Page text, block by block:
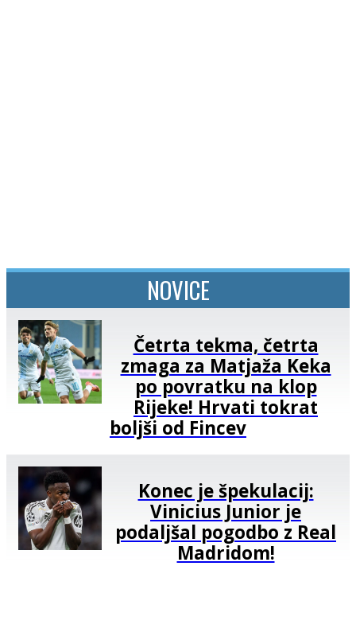
NOVICE
Četrta tekma, četrta
zmaga za Matjaža Keka
po povratku na klop
Rijeke! Hrvati tokrat
boljši od Fincev
Konec je špekulacij:
Vinicius Junior je
podaljšal pogodbo z Real
Madridom!